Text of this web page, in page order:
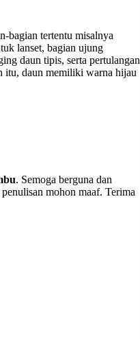
bagian tertentu misalnya
lanset, bagian ujung
daun tipis, serta pertulangan
itu, daun memiliki warna hijau
. Semoga berguna dan
mohon maaf. Terima